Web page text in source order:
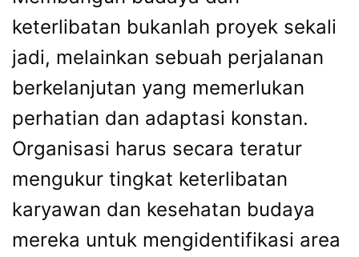
keterlibatan bukanlah proyek sekali
jadi, melainkan sebuah perjalanan
berkelanjutan yang memerlukan
perhatian dan adaptasi konstan.
Organisasi harus secara teratur
mengukur tingkat keterlibatan
karyawan dan kesehatan budaya
mereka untuk mengidentifikasi area